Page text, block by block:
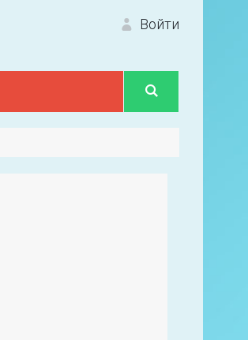
Войти